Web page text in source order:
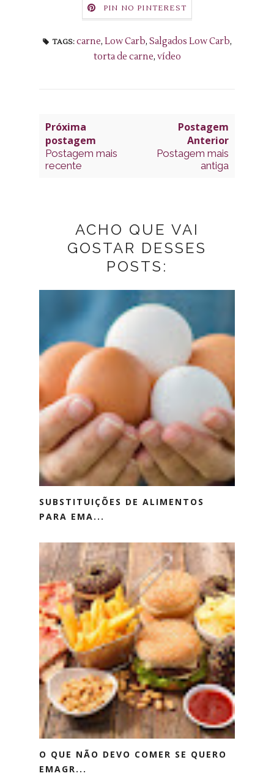
PIN NO PINTEREST
TAGS: carne, Low Carb, Salgados Low Carb,
torta de carne, vídeo
Próxima
postagem
Postagem mais
recente
Postagem
Anterior
Postagem mais
antiga
ACHO QUE VAI
GOSTAR DESSES
POSTS:
SUBSTITUIÇÕES DE ALIMENTOS
PARA EMA...
O QUE NÃO DEVO COMER SE QUERO
EMAGR...